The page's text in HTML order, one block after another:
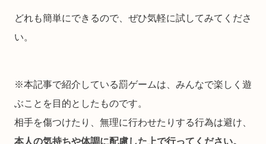
どれも簡単にできるので、ぜひ気軽に試してみてくださ
い。
※本記事で紹介している罰ゲームは、みんなで楽しく遊
ぶことを目的としたものです。
相手を傷つけたり、無理に行わせたりする行為は避け、
本人の気持ちや体調に配慮した上で行ってください。